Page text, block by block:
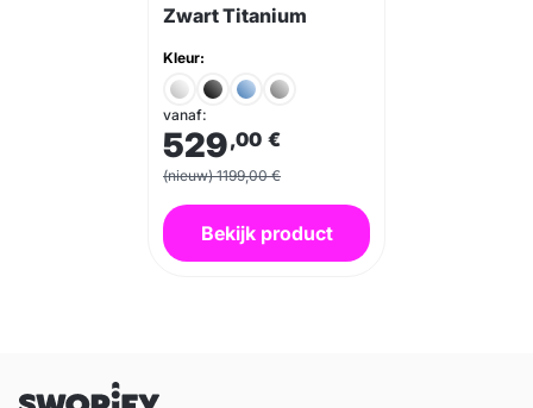
Zwart Titanium
Kleur:
vanaf:
529,00 €
(nieuw) 1199,00 €
Bekijk product